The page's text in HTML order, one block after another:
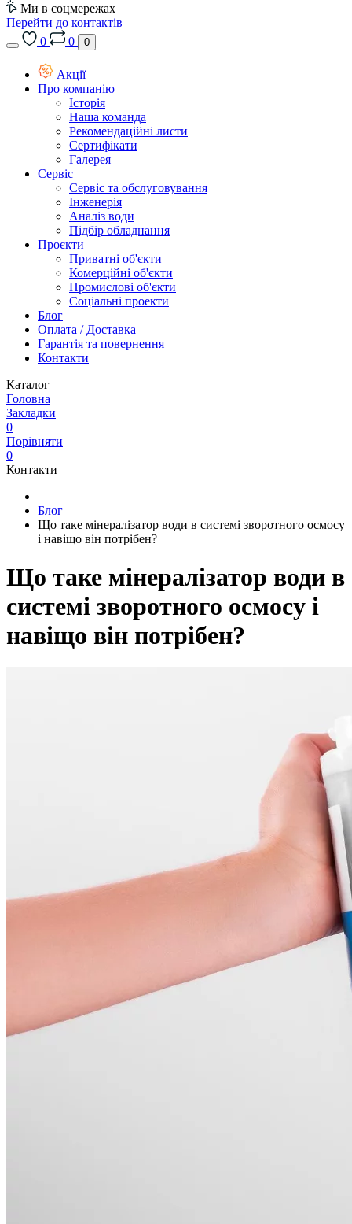
Ми в соцмережах
Перейти до контактів
0
0 0
Акції
Про компанію
Історія
Наша команда
Рекомендаційні листи
Сертифікати
Галерея
Сервіс
Сервіс та обслуговування
Інженерія
Аналіз води
Підбір обладнання
Проєкти
Приватні об'єкти
Комерційні об'єкти
Промислові об'єкти
Соціальні проекти
Блог
Оплата / Доставка
Гарантія та повернення
Контакти
Каталог
Головна
Закладки
0
Порівняти
0
Контакти
Блог
Що таке мінералізатор води в системі зворотного осмосу
і навіщо він потрібен?
Що таке мінералізатор води в
системі зворотного осмосу і
навіщо він потрібен?